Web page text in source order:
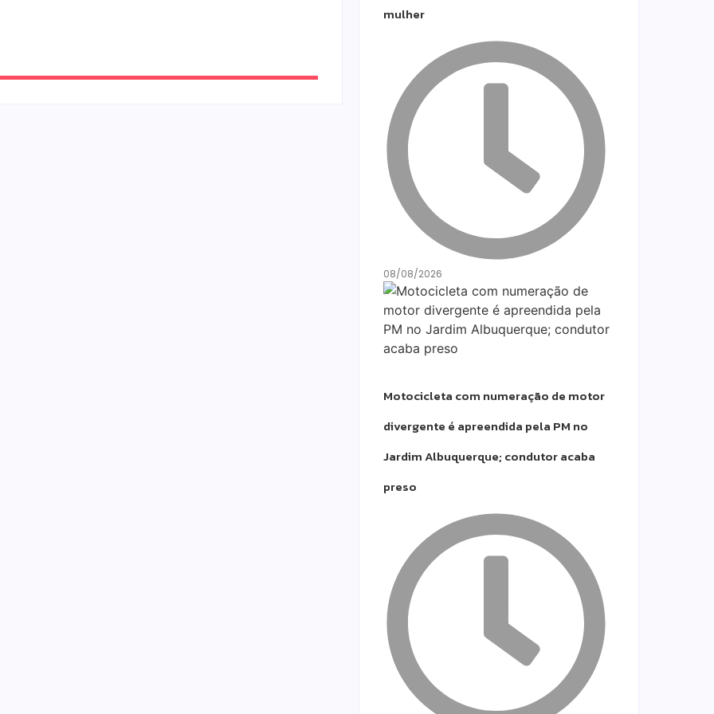
mulher
08/08/2026
Motocicleta com numeração de motor
divergente é apreendida pela PM no
Jardim Albuquerque; condutor acaba
preso